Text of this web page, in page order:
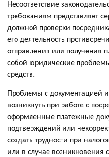
Несоответствие
требованиям представляет
должной проверки
его деятельность
отправления или получения
собой юридические
средств.
Проблемы с документацией и
возникнуть при работе с
оформленные платежные
подтверждений или
создать трудности при
или в случае возникновения